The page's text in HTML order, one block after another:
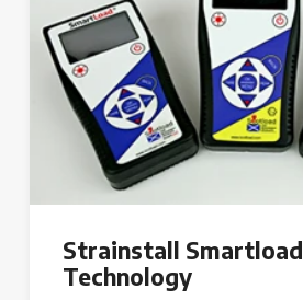
Strainstall Smartload
Technology